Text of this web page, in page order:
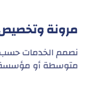
مرونة
نصمم الخدمات
متوسطة أو